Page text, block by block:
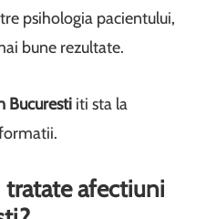
psihologia pacientului,
bune rezultate.
Bucuresti iti sta la
tratate afectiuni